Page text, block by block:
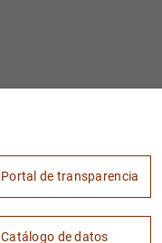
Portal de transparencia
Catálogo de datos